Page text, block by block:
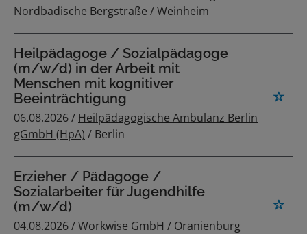
Nordbadische Bergstraße / Weinheim
Heilpädagoge / Sozialpädagoge
(m/w/d) in der Arbeit mit
Menschen mit kognitiver
Beeinträchtigung
06.08.2026 / Heilpädagogische Ambulanz Berlin
gGmbH (HpA) / Berlin
Erzieher / Pädagoge /
Sozialarbeiter für Jugendhilfe
(m/w/d)
04.08.2026 /Workwise GmbH / Oranienburg